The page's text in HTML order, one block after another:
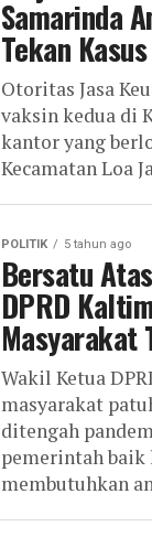
Samarinda
Tekan
Otoritas Jasa
vaksin kedua di
kantor yang
Kecamatan Loa
POLITIK 5 tahun ago
Bersatu
DPRD
Masyarakat
Wakil Ketua
masyarakat
ditengah
pemerintah baik
membutuhkan